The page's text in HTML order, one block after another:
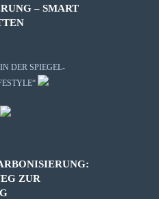
– SMART
DER SPIEGEL-
ZUR